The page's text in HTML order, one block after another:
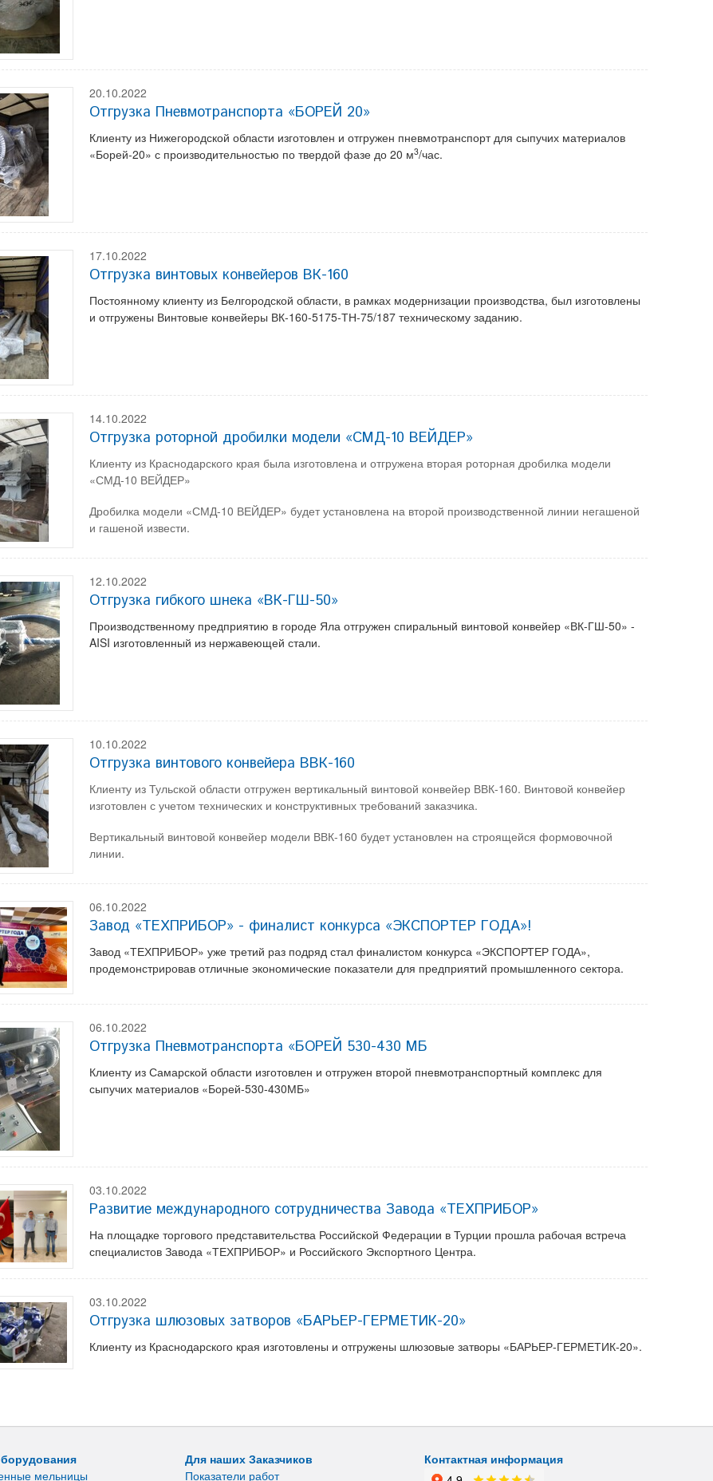
20.10.2022
Отгрузка Пневмотранспорта «БОРЕЙ 20»
Клиенту из Нижегородской области изготовлен и отгружен пневмотранспорт для сыпучих материалов
«Борей-20» с производительностью по твердой фазе до 20 м3/час.
17.10.2022
Отгрузка винтовых конвейеров ВК-160
Постоянному клиенту из Белгородской области, в рамках модернизации производства, был изготовлены
и отгружены Винтовые конвейеры ВК-160-5175-ТН-75/187 техническому заданию.
14.10.2022
Отгрузка роторной дробилки модели «СМД-10 ВЕЙДЕР»
Клиенту из Краснодарского края была изготовлена и отгружена вторая роторная дробилка модели
«СМД-10 ВЕЙДЕР»
Дробилка модели «СМД-10 ВЕЙДЕР» будет установлена на второй производственной линии негашеной
и гашеной извести.
12.10.2022
Отгрузка гибкого шнека «ВК-ГШ-50»
Производственному предприятию в городе Яла отгружен спиральный винтовой конвейер «ВК-ГШ-50» -
AISI изготовленный из нержавеющей стали.
10.10.2022
Отгрузка винтового конвейера ВВК-160
Клиенту из Тульской области отгружен вертикальный винтовой конвейер ВВК-160. Винтовой конвейер
изготовлен с учетом технических и конструктивных требований заказчика.
Вертикальный винтовой конвейер модели ВВК-160 будет установлен на строящейся формовочной
линии.
06.10.2022
Завод «ТЕХПРИБОР» - финалист конкурса «ЭКСПОРТЕР ГОДА»!
Завод «ТЕХПРИБОР» уже третий раз подряд стал финалистом конкурса «ЭКСПОРТЕР ГОДА»,
продемонстрировав отличные экономические показатели для предприятий промышленного сектора.
06.10.2022
Отгрузка Пневмотранспорта «БОРЕЙ 530-430 МБ
Клиенту из Самарской области изготовлен и отгружен второй пневмотранспортный комплекс для
сыпучих материалов «Борей-530-430МБ»
03.10.2022
Развитие международного сотрудничества Завода «ТЕХПРИБОР»
На площадке торгового представительства Российской Федерации в Турции прошла рабочая встреча
специалистов Завода «ТЕХПРИБОР» и Российского Экспортного Центра.
03.10.2022
Отгрузка шлюзовых затворов «БАРЬЕР-ГЕРМЕТИК-20»
Клиенту из Краснодарского края изготовлены и отгружены шлюзовые затворы «БАРЬЕР-ГЕРМЕТИК-20».
мельницы
Для наших Заказчиков
Показатели работ
Контактная информация